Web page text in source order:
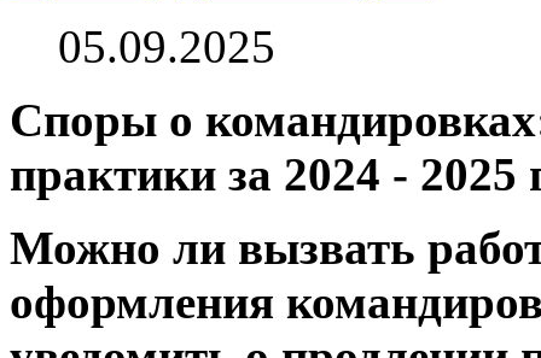
05.09.2025
Споры о
практики за 2024 - 2025
Можно ли вызвать
оформления